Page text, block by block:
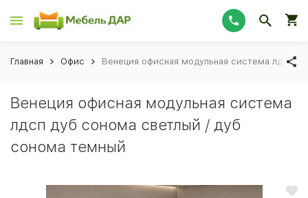
Главная Офис Венеция офисная модульная система лдсп
Венеция офисная модульная система
лдсп дуб сонома светлый / дуб
сонома темный